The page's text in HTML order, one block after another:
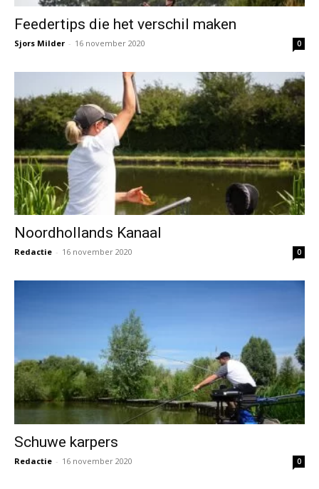
Feedertips die het verschil maken
Sjors Milder - 16 november 2020 0
Noordhollands Kanaal
Redactie - 16 november 2020 0
Schuwe karpers
Redactie - 16 november 2020 0